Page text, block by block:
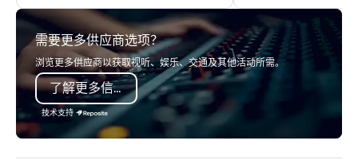
if we were the client. Our personal
network of global suppliers helps us
bring your vision to life. With genuine
passion, an international team, and
American hospitality, we deliver our
promise: your business matters.
inspiration from the
landscape.
需要更多供应商选项？
浏览更多供应商以获取视听、娱乐、交通及其他活动所需。
了解更多信息
技术支持